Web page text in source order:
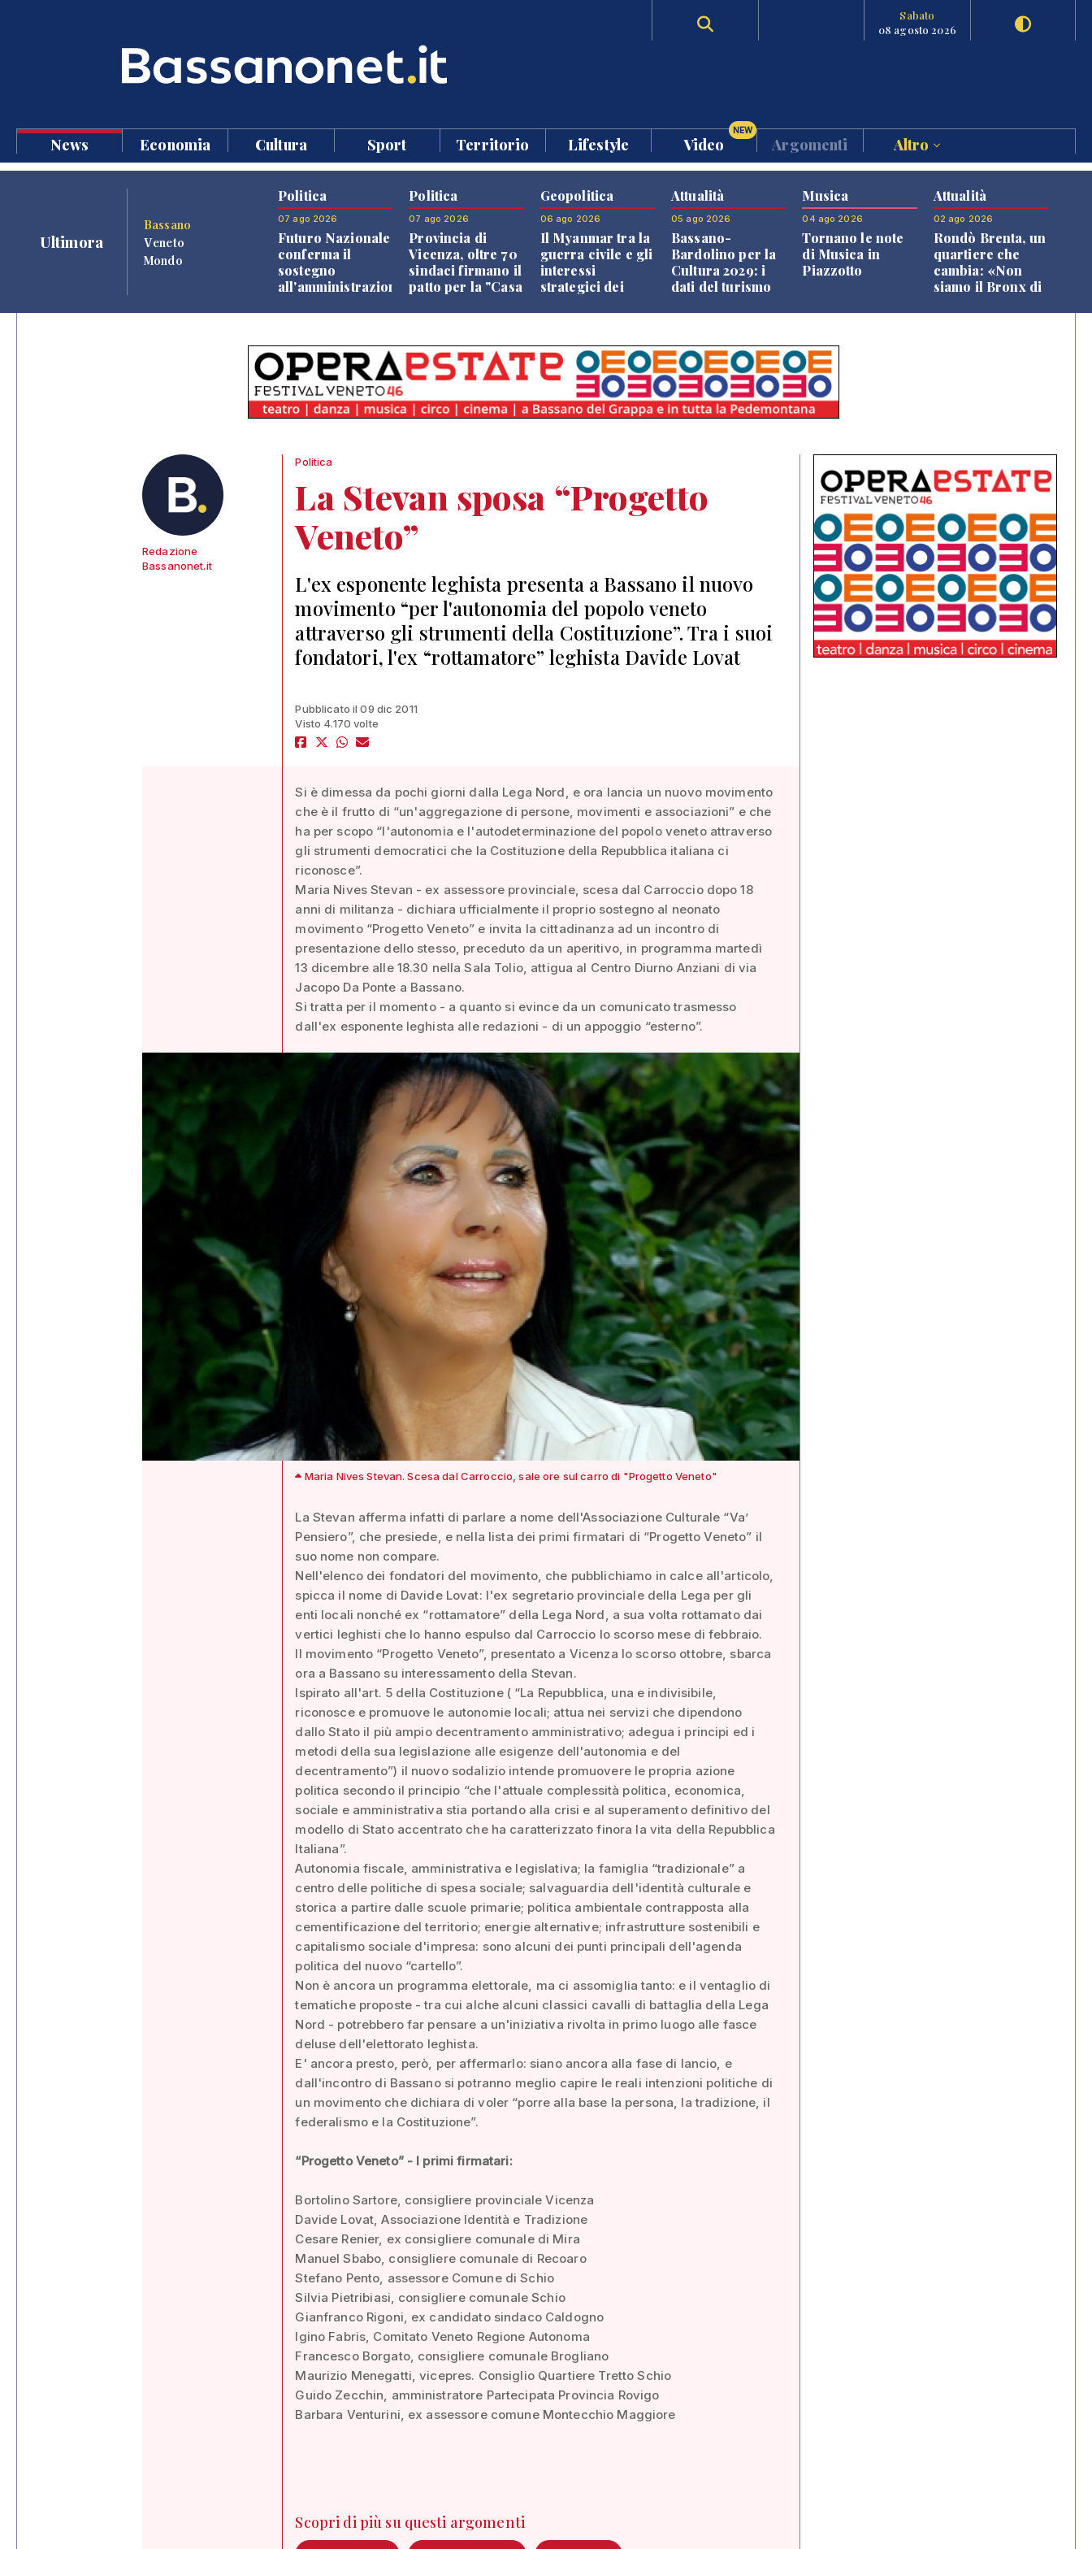
Sabato
08 agosto 2026
News Economia Cultura Sport Territorio Lifestyle Video
NEW
Argomenti Altro
Ultimora
Bassano
Veneto
Mondo
Politica
07 ago 2026
Futuro Nazionale
conferma il
sostegno
all'amministrazione
Politica
07 ago 2026
Provincia di
Vicenza, oltre 70
sindaci firmano il
patto per la "Casa
Geopolitica
06 ago 2026
Il Myanmar tra la
guerra civile e gli
interessi
strategici dei
Attualità
05 ago 2026
Bassano-
Bardolino per la
Cultura 2029: i
dati del turismo
Musica
04 ago 2026
Tornano le note
di Musica in
Piazzotto
Attualità
02 ago 2026
Rondò Brenta, un
quartiere che
cambia: «Non
siamo il Bronx di
Redazione
Bassanonet.it
Politica
La Stevan sposa “Progetto
Veneto”
L'ex esponente leghista presenta a Bassano il nuovo
movimento “per l'autonomia del popolo veneto
attraverso gli strumenti della Costituzione”. Tra i suoi
fondatori, l'ex “rottamatore” leghista Davide Lovat
Pubblicato il 09 dic 2011
Visto 4.170 volte
Si è dimessa da pochi giorni dalla Lega Nord, e ora lancia un nuovo movimento
che è il frutto di “un'aggregazione di persone, movimenti e associazioni” e che
ha per scopo “l'autonomia e l'autodeterminazione del popolo veneto attraverso
gli strumenti democratici che la Costituzione della Repubblica italiana ci
riconosce”.
Maria Nives Stevan - ex assessore provinciale, scesa dal Carroccio dopo 18
anni di militanza - dichiara ufficialmente il proprio sostegno al neonato
movimento “Progetto Veneto” e invita la cittadinanza ad un incontro di
presentazione dello stesso, preceduto da un aperitivo, in programma martedì
13 dicembre alle 18.30 nella Sala Tolio, attigua al Centro Diurno Anziani di via
Jacopo Da Ponte a Bassano.
Si tratta per il momento - a quanto si evince da un comunicato trasmesso
dall'ex esponente leghista alle redazioni - di un appoggio “esterno”.
Maria Nives Stevan. Scesa dal Carroccio, sale ore sul carro di "Progetto Veneto"
La Stevan afferma infatti di parlare a nome dell'Associazione Culturale “Va’
Pensiero”, che presiede, e nella lista dei primi firmatari di “Progetto Veneto” il
suo nome non compare.
Nell'elenco dei fondatori del movimento, che pubblichiamo in calce all'articolo,
spicca il nome di Davide Lovat: l'ex segretario provinciale della Lega per gli
enti locali nonché ex “rottamatore” della Lega Nord, a sua volta rottamato dai
vertici leghisti che lo hanno espulso dal Carroccio lo scorso mese di febbraio.
Il movimento “Progetto Veneto”, presentato a Vicenza lo scorso ottobre, sbarca
ora a Bassano su interessamento della Stevan.
Ispirato all'art. 5 della Costituzione ( “La Repubblica, una e indivisibile,
riconosce e promuove le autonomie locali; attua nei servizi che dipendono
dallo Stato il più ampio decentramento amministrativo; adegua i principi ed i
metodi della sua legislazione alle esigenze dell'autonomia e del
decentramento”) il nuovo sodalizio intende promuovere le propria azione
politica secondo il principio “che l'attuale complessità politica, economica,
sociale e amministrativa stia portando alla crisi e al superamento definitivo del
modello di Stato accentrato che ha caratterizzato finora la vita della Repubblica
Italiana”.
Autonomia fiscale, amministrativa e legislativa; la famiglia “tradizionale” a
centro delle politiche di spesa sociale; salvaguardia dell'identità culturale e
storica a partire dalle scuole primarie; politica ambientale contrapposta alla
cementificazione del territorio; energie alternative; infrastrutture sostenibili e
capitalismo sociale d'impresa: sono alcuni dei punti principali dell'agenda
politica del nuovo “cartello”.
Non è ancora un programma elettorale, ma ci assomiglia tanto: e il ventaglio di
tematiche proposte - tra cui alche alcuni classici cavalli di battaglia della Lega
Nord - potrebbero far pensare a un'iniziativa rivolta in primo luogo alle fasce
deluse dell'elettorato leghista.
E' ancora presto, però, per affermarlo: siano ancora alla fase di lancio, e
dall'incontro di Bassano si potranno meglio capire le reali intenzioni politiche di
un movimento che dichiara di voler “porre alla base la persona, la tradizione, il
federalismo e la Costituzione”.
“Progetto Veneto” - I primi firmatari:
Bortolino Sartore, consigliere provinciale Vicenza
Davide Lovat, Associazione Identità e Tradizione
Cesare Renier, ex consigliere comunale di Mira
Manuel Sbabo, consigliere comunale di Recoaro
Stefano Pento, assessore Comune di Schio
Silvia Pietribiasi, consigliere comunale Schio
Gianfranco Rigoni, ex candidato sindaco Caldogno
Igino Fabris, Comitato Veneto Regione Autonoma
Francesco Borgato, consigliere comunale Brogliano
Maurizio Menegatti, vicepres. Consiglio Quartiere Tretto Schio
Guido Zecchin, amministratore Partecipata Provincia Rovigo
Barbara Venturini, ex assessore comune Montecchio Maggiore
Scopri di più su questi argomenti